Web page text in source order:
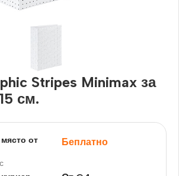
Stripes Minimax за
см.
от
Беплатно